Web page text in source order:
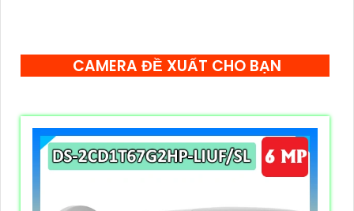
CAMERA ĐỀ XUẤT CHO BẠN